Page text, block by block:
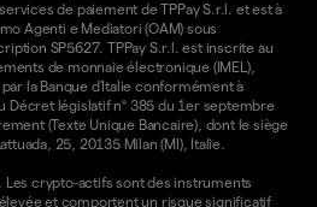
de paiement de TPPay S.r.l. et est à
Agenti e Mediatori (OAM) sous
SP5627. TPPay S.r.l. est inscrite au
de monnaie électronique (IMEL),
la Banque d'Italie conformément à
Décret législatif n° 385 du 1er septembre
(Texte Unique Bancaire), dont le siège
25, 20135 Milan (MI), Italie.
crypto-actifs sont des instruments
et comportent un risque significatif